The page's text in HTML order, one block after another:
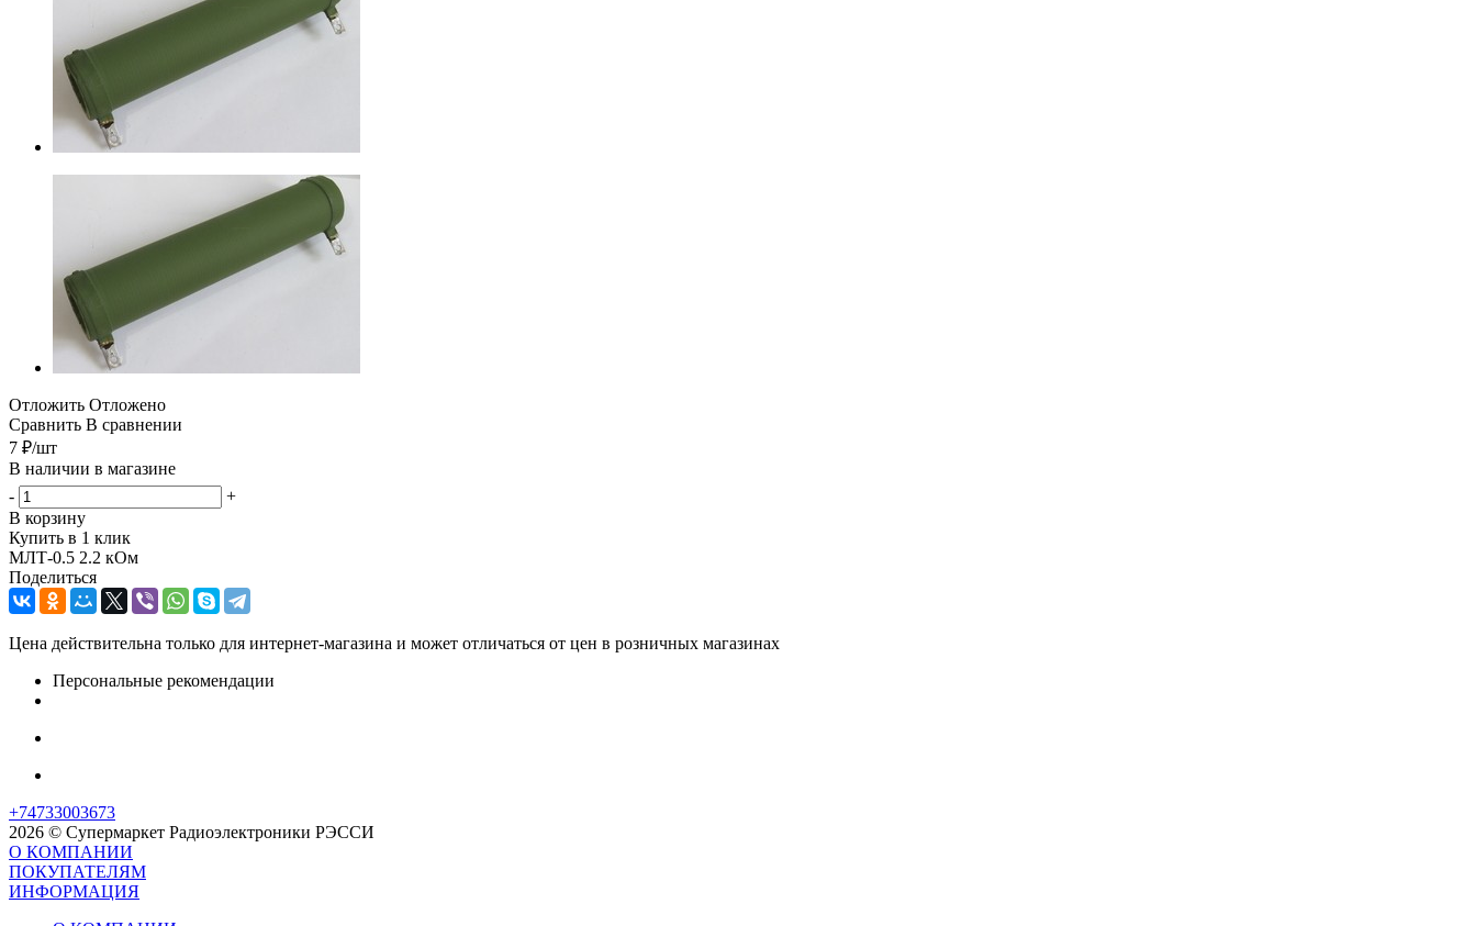
Отложить Отложено
Сравнить В сравнении
7 ₽/шт
В наличии в магазине
-
+
В корзину
Купить в 1 клик
МЛТ-0.5 2.2 кОм
Поделиться
Цена действительна только для интернет-магазина и может отличаться от цен в розничных магазинах
Персональные рекомендации
+74733003673
2026 © Супермаркет Радиоэлектроники РЭССИ
О КОМПАНИИ
ПОКУПАТЕЛЯМ
ИНФОРМАЦИЯ